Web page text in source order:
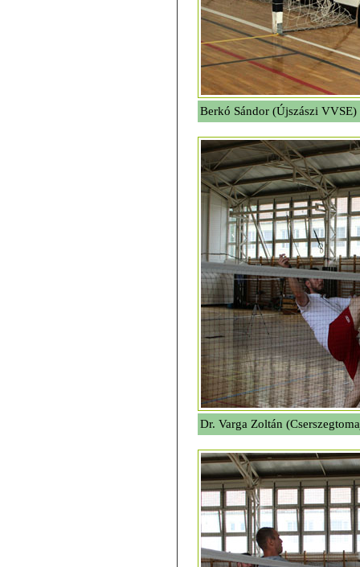
Berkó Sándor (Újszászi
Dr. Varga Zoltán